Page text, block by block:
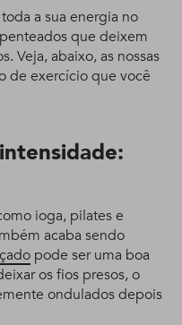
a sua energia no
que deixem
Veja, abaixo, as nossas
de exercício que você
ioga, pilates e
acaba sendo
pode ser uma boa
os fios presos, o
ondulados depois